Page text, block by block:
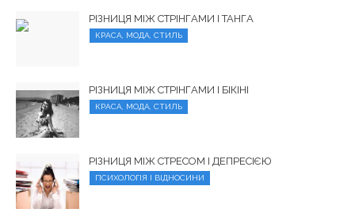
РІЗНИЦЯ МІЖ СТРІНГАМИ І ТАНГА
КРАСА, МОДА, СТИЛЬ
РІЗНИЦЯ МІЖ СТРІНГАМИ І БІКІНІ
КРАСА, МОДА, СТИЛЬ
РІЗНИЦЯ МІЖ СТРЕСОМ І ДЕПРЕСІЄЮ
ПСИХОЛОГІЯ І ВІДНОСИНИ